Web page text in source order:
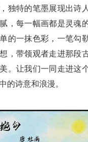
独特的笔墨展现出诗
，每一幅画都是灵魂
的一抹色彩，一笔勾
，带领观者走进那段
。让我们一同走进这
的诗意和浪漫。